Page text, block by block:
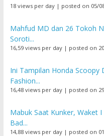
18 views per day| posted on 05/
Mahfud MD dan 26 Tokoh
Soroti...
16,59 views per day| posted on
Ini Tampilan Honda Scoopy
Fashion...
16,48 views per day| posted on
Mabuk Saat Kunker, Waket
Bad...
14,88 views per day| posted on